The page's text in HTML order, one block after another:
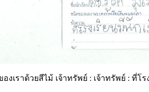
งเราด้วยสีไม้ เจ้าทรัพย์ : เจ้าทรัพย์ : ที่โ